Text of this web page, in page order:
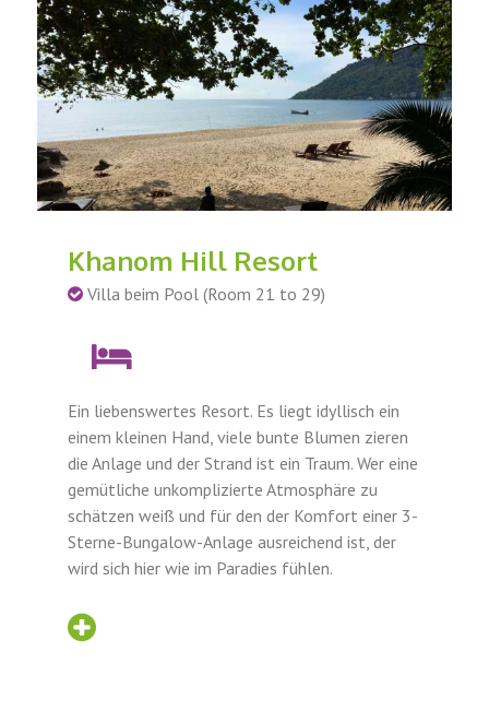
Khanom Hill Resort
Villa beim Pool (Room 21 to 29)
Ein liebenswertes Resort. Es liegt idyllisch ein
einem kleinen Hand, viele bunte Blumen zieren
die Anlage und der Strand ist ein Traum. Wer eine
gemütliche unkomplizierte Atmosphäre zu
schätzen weiß und für den der Komfort einer 3-
Sterne-Bungalow-Anlage ausreichend ist, der
wird sich hier wie im Paradies fühlen.